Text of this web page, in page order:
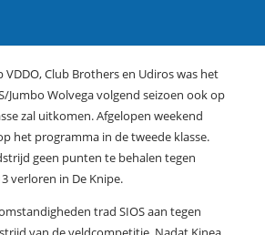
Club Brothers en Udiros was het
Jumbo Wolvega volgend seizoen ook op
zal uitkomen. Afgelopen weekend
het programma in de tweede klasse.
geen punten te behalen tegen
verloren in De Knipe.
trad SIOS aan tegen